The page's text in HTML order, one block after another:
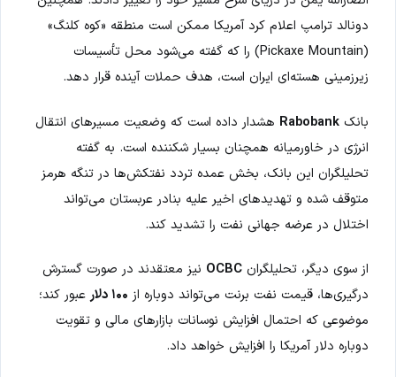
دونالد ترامپ اعلام کرد آمریکا ممکن است منطقه «کوه کلنگ»
(Pickaxe Mountain) را که گفته می‌شود محل تأسیسات
زیرزمینی هسته‌ای ایران است، هدف حملات آینده قرار دهد.
بانک Rabobank هشدار داده است که وضعیت مسیرهای انتقال
انرژی در خاورمیانه همچنان بسیار شکننده است. به گفته
تحلیلگران این بانک، بخش عمده تردد نفتکش‌ها در تنگه هرمز
متوقف شده و تهدیدهای اخیر علیه بنادر عربستان می‌تواند
اختلال در عرضه جهانی نفت را تشدید کند.
از سوی دیگر، تحلیلگران OCBC نیز معتقدند در صورت گسترش
درگیری‌ها، قیمت نفت برنت می‌تواند دوباره از ۱۰۰ دلار
عبور کند؛
موضوعی که احتمال افزایش نوسانات بازارهای مالی و تقویت
دوباره دلار آمریکا را افزایش خواهد داد.